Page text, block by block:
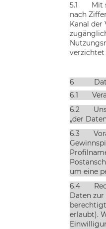
5.1
Mit
nach Ziffer
Kanal der
verzichtet
6
6.1
6.2
„der
6.3
um eine
6.4
Daten
erlaubt).